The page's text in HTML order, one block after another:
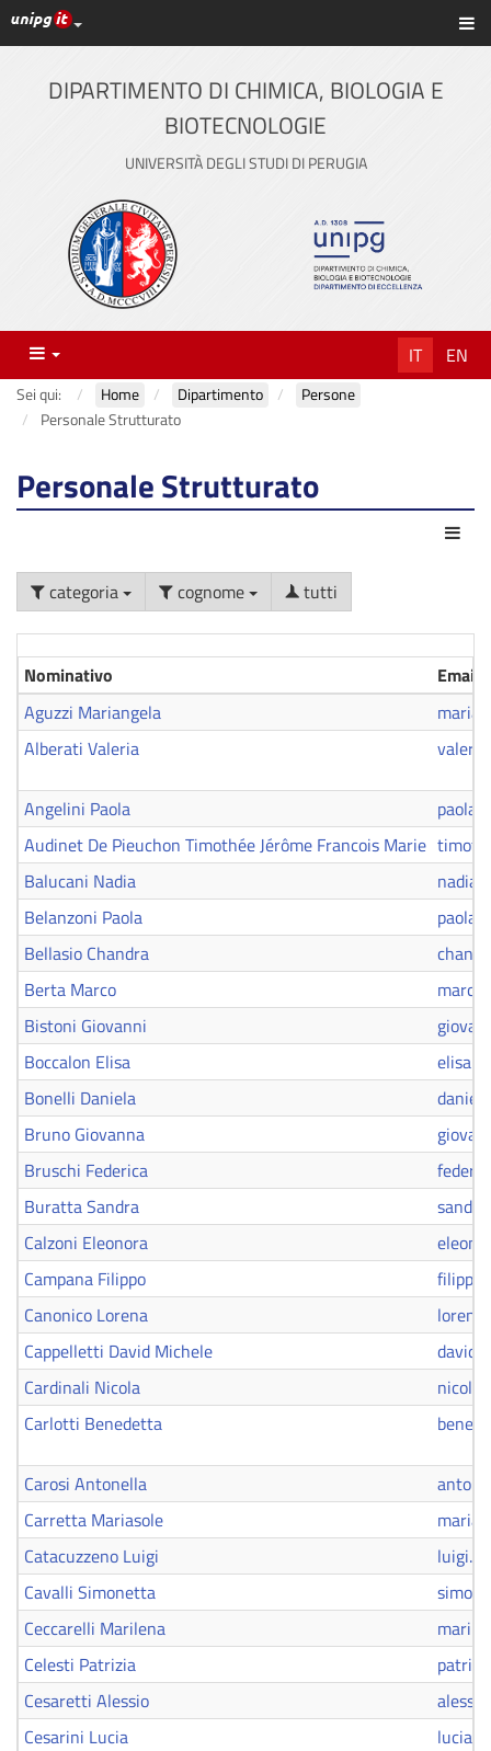
Vai
al
contenuto
principale
Link ai principali servizi web di Ateneo
DIPARTIMENTO DI CHIMICA, BIOLOGIA E
BIOTECNOLOGIE
UNIVERSITÀ DEGLI STUDI DI PERUGIA
Menu IT EN
Sei qui: Home Dipartimento
Persone
Personale Strutturato
Personale Strutturato
categoria cognome tutti
Nominativo
Email
Aguzzi Mariangela
Alberati Valeria
Angelini Paola
Audinet De Pieuchon Timothée Jérôme Francois Marie
Balucani Nadia
Belanzoni Paola
Bellasio Chandra
Berta Marco
Bistoni Giovanni
Boccalon Elisa
Bonelli Daniela
Bruno Giovanna
Bruschi Federica
Buratta Sandra
Calzoni Eleonora
Campana Filippo
Canonico Lorena
Cappelletti David Michele
Cardinali Nicola
Carlotti Benedetta
Carosi Antonella
Carretta Mariasole
Catacuzzeno Luigi
Cavalli Simonetta
Ceccarelli Marilena
Celesti Patrizia
Cesaretti Alessio
Cesarini Lucia